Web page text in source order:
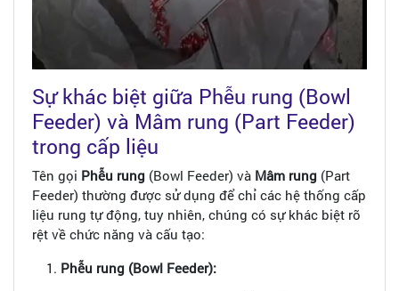
Sự khác biệt giữa Phễu rung (Bowl
Feeder) và Mâm rung (Part Feeder)
trong cấp liệu
Tên gọi Phễu rung (Bowl Feeder) và Mâm rung (Part
Feeder) thường được sử dụng để chỉ các hệ thống cấp
liệu rung tự động, tuy nhiên, chúng có sự khác biệt rõ
rệt về chức năng và cấu tạo:
Phễu rung (Bowl Feeder):